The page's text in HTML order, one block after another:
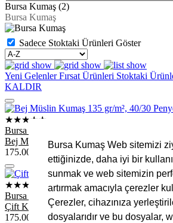
Bursa Kumaş Web sitemizi
ettiğinizde, daha iyi bir
sunmak ve web sitemizin
artırmak amacıyla çerezler
Çerezler, cihazınıza
dosyalarıdır ve bu dosyalar,
Bursa Kumaş (2)
Bursa Kumaş
Sadece Stoktaki Ürünleri Göster
Yeni GelenlerFırsat Ürünleri Stoktaki
KALDIR
★★★★★
Bursa Kumaş
Bej Müslin Kumaş 135 gr/m², 40/30 Penye
175.00
★★★★★
Bursa Kumaş
Çift Katlı 40/30 Muslin Kumaş Somon Renk
175.00